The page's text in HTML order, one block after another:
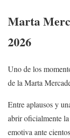
Marta
2026
Uno de los
de la Marta
Entre aplausos y
abrir oficialmente
emotiva ante